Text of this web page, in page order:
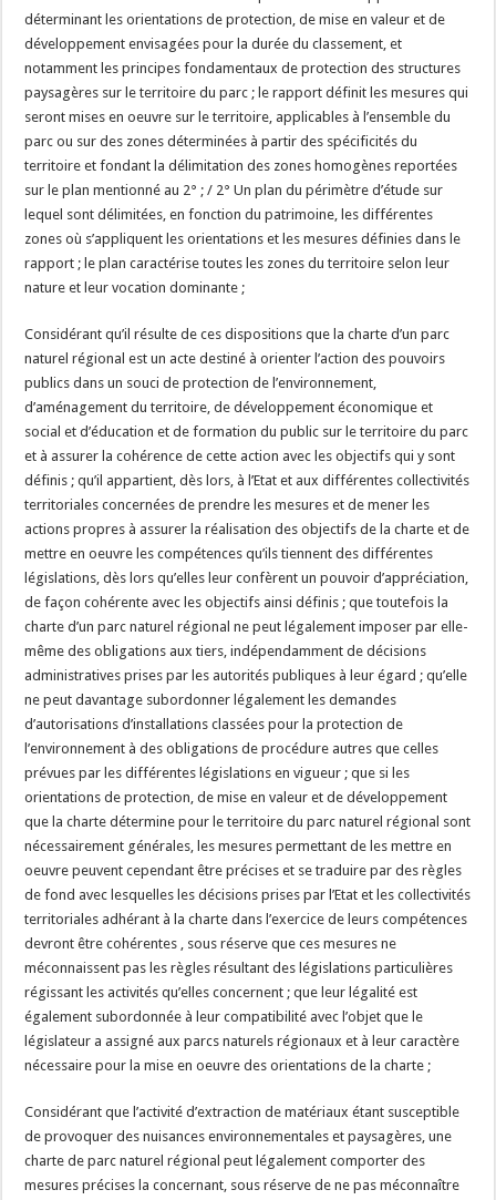
déterminant les orientations de protection, de mise en valeur et de
développement envisagées pour la durée du classement, et
notamment les principes fondamentaux de protection des structures
paysagères sur le territoire du parc ; le rapport définit les mesures qui
seront mises en oeuvre sur le territoire, applicables à l’ensemble du
parc ou sur des zones déterminées à partir des spécificités du
territoire et fondant la délimitation des zones homogènes reportées
sur le plan mentionné au 2° ; / 2° Un plan du périmètre d’étude sur
lequel sont délimitées, en fonction du patrimoine, les différentes
zones où s’appliquent les orientations et les mesures définies dans le
rapport ; le plan caractérise toutes les zones du territoire selon leur
nature et leur vocation dominante ;
Considérant qu’il résulte de ces dispositions que la charte d’un parc
naturel régional est un acte destiné à orienter l’action des pouvoirs
publics dans un souci de protection de l’environnement,
d’aménagement du territoire, de développement économique et
social et d’éducation et de formation du public sur le territoire du parc
et à assurer la cohérence de cette action avec les objectifs qui y sont
définis ; qu’il appartient, dès lors, à l’Etat et aux différentes collectivités
territoriales concernées de prendre les mesures et de mener les
actions propres à assurer la réalisation des objectifs de la charte et de
mettre en oeuvre les compétences qu’ils tiennent des différentes
législations, dès lors qu’elles leur confèrent un pouvoir d’appréciation,
de façon cohérente avec les objectifs ainsi définis ; que toutefois la
charte d’un parc naturel régional ne peut légalement imposer par elle-
même des obligations aux tiers, indépendamment de décisions
administratives prises par les autorités publiques à leur égard ; qu’elle
ne peut davantage subordonner légalement les demandes
d’autorisations d’installations classées pour la protection de
l’environnement à des obligations de procédure autres que celles
prévues par les différentes législations en vigueur ; que si les
orientations de protection, de mise en valeur et de développement
que la charte détermine pour le territoire du parc naturel régional sont
nécessairement générales, les mesures permettant de les mettre en
oeuvre peuvent cependant être précises et se traduire par des règles
de fond avec lesquelles les décisions prises par l’Etat et les collectivités
territoriales adhérant à la charte dans l’exercice de leurs compétences
devront être cohérentes , sous réserve que ces mesures ne
méconnaissent pas les règles résultant des législations particulières
régissant les activités qu’elles concernent ; que leur légalité est
également subordonnée à leur compatibilité avec l’objet que le
législateur a assigné aux parcs naturels régionaux et à leur caractère
nécessaire pour la mise en oeuvre des orientations de la charte ;
Considérant que l’activité d’extraction de matériaux étant susceptible
de provoquer des nuisances environnementales et paysagères, une
charte de parc naturel régional peut légalement comporter des
mesures précises la concernant, sous réserve de ne pas méconnaître